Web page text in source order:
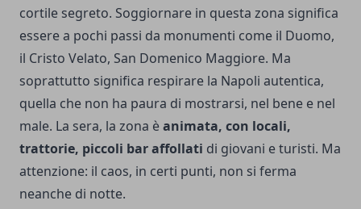
cortile segreto. Soggiornare in questa zona significa
essere a pochi passi da monumenti come il Duomo,
il Cristo Velato, San Domenico Maggiore. Ma
soprattutto significa respirare la Napoli autentica,
quella che non ha paura di mostrarsi, nel bene e nel
male. La sera, la zona èanimata, con locali,
trattorie, piccoli bar affollati di giovani e turisti. Ma
attenzione: il caos, in certi punti, non si ferma
neanche di notte.